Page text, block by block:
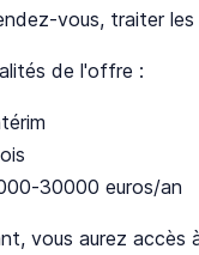
vous, traiter
de l'offre :
30000 euros/an
vous aurez